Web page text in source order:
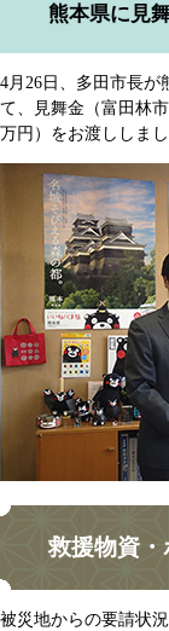
熊本県に見
4月26日、多田市長が
て、見舞金（富田林
万円）をお渡ししまし
救援物資
被災地からの要請状